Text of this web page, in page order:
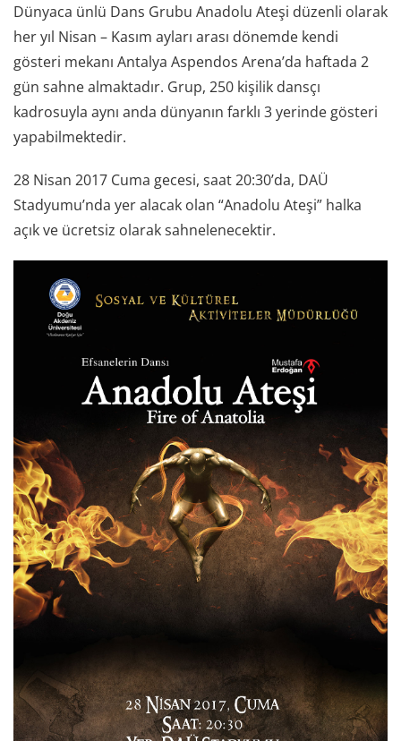
Dünyaca ünlü Dans Grubu Anadolu Ateşi düzenli olarak
her yıl Nisan – Kasım ayları arası dönemde kendi
gösteri mekanı Antalya Aspendos Arena’da haftada 2
gün sahne almaktadır. Grup, 250 kişilik dansçı
kadrosuyla aynı anda dünyanın farklı 3 yerinde gösteri
yapabilmektedir.
28 Nisan 2017 Cuma gecesi, saat 20:30’da, DAÜ
Stadyumu’nda yer alacak olan “Anadolu Ateşi” halka
açık ve ücretsiz olarak sahnelenecektir.